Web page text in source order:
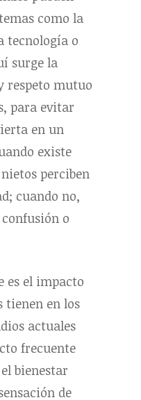
como la
tecnología o
surge la
respeto mutuo
para evitar
en un
existe
perciben
cuando no,
o
es el impacto
tienen en los
actuales
frecuente
bienestar
de